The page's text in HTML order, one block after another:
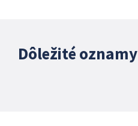
Dôležité oznamy